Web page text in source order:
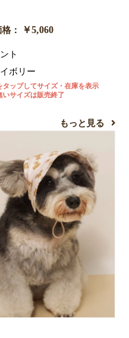
： ￥5,060
ト
ボリー
タップしてサイズ・在庫を表示
いサイズは販売終了
もっと見る